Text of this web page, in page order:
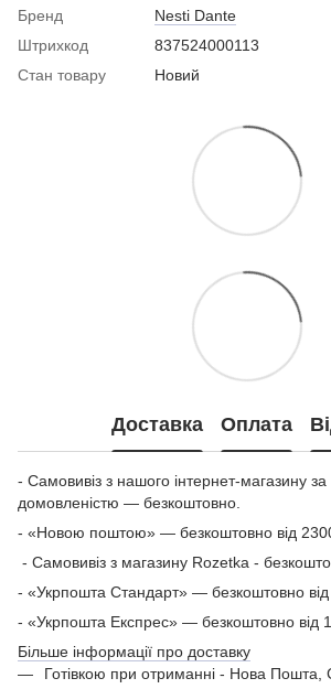
Бренд
Nesti Dante
Штрихкод
837524000113
Стан товару
Новий
Доставка Оплата
- Самовивіз з нашого інтернет-магазину
домовленістю — безкоштовно.
- «Новою поштою» — безкоштовно від
- Самовивіз з магазину Rozetka -
- «Укрпошта Стандарт» — безкоштовно від
- «Укрпошта Експрес» — безкоштовно від
Більше інформації про доставку
Готівкою при отриманні - Нова Пошта,